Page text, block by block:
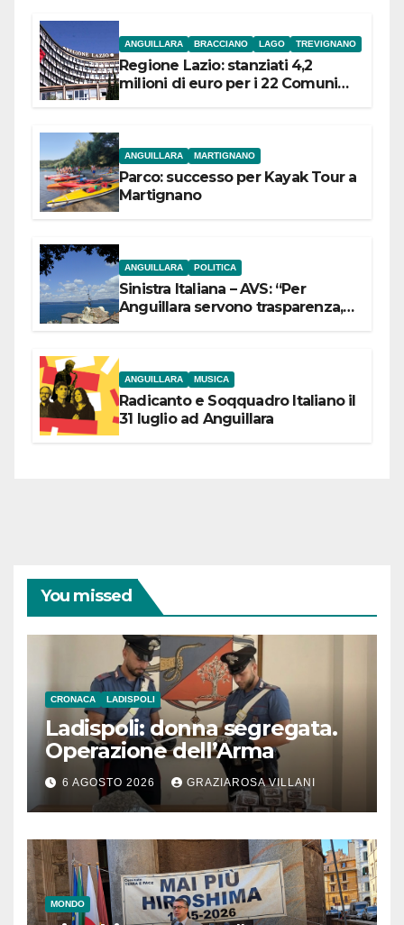
ANGUILLARA BRACCIANO LAGO TREVIGNANO
Regione Lazio: stanziati 4,2
milioni di euro per i 22 Comuni
ANGUILLARA MARTIGNANO
Parco: successo per Kayak Tour a
Martignano
ANGUILLARA POLITICA
Sinistra Italiana – AVS: “Per
Anguillara servono trasparenza,
ANGUILLARA MUSICA
Radicanto e Soqquadro Italiano il
31 luglio ad Anguillara
You missed
CRONACA LADISPOLI
Ladispoli: donna segregata.
Operazione dell’Arma
6 AGOSTO 2026 GRAZIAROSA VILLANI
MONDO